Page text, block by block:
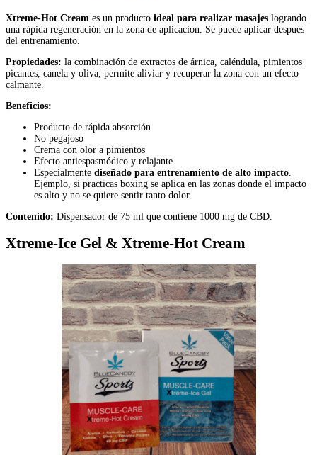
Xtreme-Hot Cream es un producto ideal para realizar masajes logrando
una rápida regeneración en la zona de aplicación. Se puede aplicar después
del entrenamiento.
Propiedades: la combinación de extractos de árnica, caléndula, pimientos
picantes, canela y oliva, permite aliviar y recuperar la zona con un efecto
calmante.
Beneficios:
Producto de rápida absorción
No pegajoso
Crema con olor a pimientos
Efecto antiespasmódico y relajante
Especialmente diseñado para entrenamiento de alto impacto
Ejemplo, si practicas boxing se aplica en las zonas donde el impacto
es alto y no se quiere sentir tanto dolor.
Contenido: Dispensador de 75 ml que contiene 1000 mg de CBD.
Xtreme-Ice Gel & Xtreme-Hot Cream